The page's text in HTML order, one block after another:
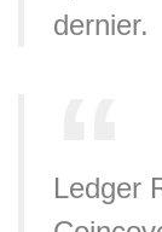
dernier.
Ledger